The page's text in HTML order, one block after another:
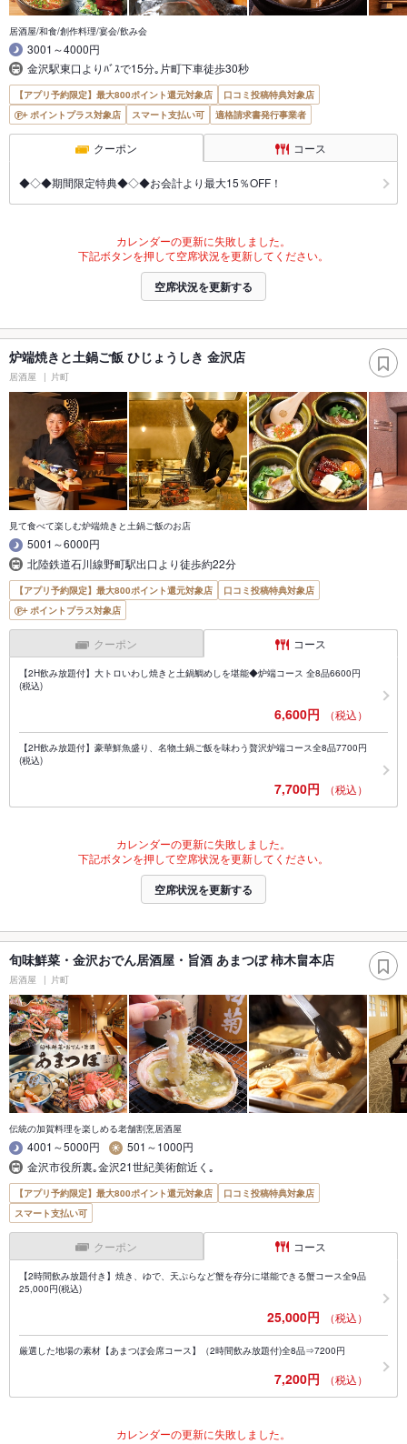
居酒屋/和食/創作料理/宴会/飲み会
3001～4000円
金沢駅東口よりﾊﾞｽで15分｡片町下車徒歩30秒
【アプリ予約限定】最大800ポイント還元対象店
口コミ投稿特典対象店
ポイントプラス対象店
スマート支払い可 適格請求書発行事業者
クーポン コース
◆◇◆期間限定特典◆◇◆お会計より最大15％OFF！
カレンダーの更新に失敗しました。
下記ボタンを押して空席状況を更新してください。
空席状況を更新する
炉端焼きと土鍋ご飯 ひじょうしき 金沢店
居酒屋 片町
見て食べて楽しむ炉端焼きと土鍋ご飯のお店
5001～6000円
北陸鉄道石川線野町駅出口より徒歩約22分
【アプリ予約限定】最大800ポイント還元対象店
口コミ投稿特典対象店
ポイントプラス対象店
クーポン コース
【2H飲み放題付】大トロいわし焼きと土鍋鯛めしを堪能◆炉端コース 全8品6600円
(税込)
6,600円 （税込）
【2H飲み放題付】豪華鮮魚盛り、名物土鍋ご飯を味わう贅沢炉端コース全8品7700円
(税込)
7,700円 （税込）
カレンダーの更新に失敗しました。
下記ボタンを押して空席状況を更新してください。
空席状況を更新する
旬味鮮菜・金沢おでん居酒屋・旨酒 あまつぼ 柿木畠本店
居酒屋 片町
伝統の加賀料理を楽しめる老舗割烹居酒屋
4001～5000円
501～1000円
金沢市役所裏｡金沢21世紀美術館近く｡
【アプリ予約限定】最大800ポイント還元対象店
口コミ投稿特典対象店
スマート支払い可
クーポン コース
【2時間飲み放題付き】焼き、ゆで、天ぷらなど蟹を存分に堪能できる蟹コース全9品
25,000円(税込)
25,000円 （税込）
厳選した地場の素材【あまつぼ会席コース】（2時間飲み放題付)全8品⇒7200円
7,200円 （税込）
カレンダーの更新に失敗しました。